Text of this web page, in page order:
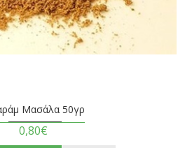
Μασάλα 50γρ
0,80€